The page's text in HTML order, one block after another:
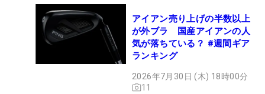
アイアン売り上げの半数以上
が外ブラ 国産アイアンの人
気が落ちている？ #週間ギア
ランキング
2026年7月30日 (木) 18時00分
11